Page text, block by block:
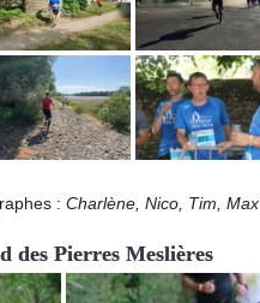
: Charlène, Nico, Tim, Max
des Pierres Meslières